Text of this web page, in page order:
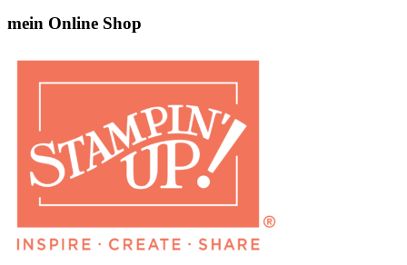
mein Online Shop